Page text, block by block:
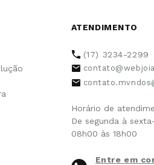
ATENDIMENTO
(17) 3234-2299
Horário de
De segunda à
08h00 às 18h00
Entre em